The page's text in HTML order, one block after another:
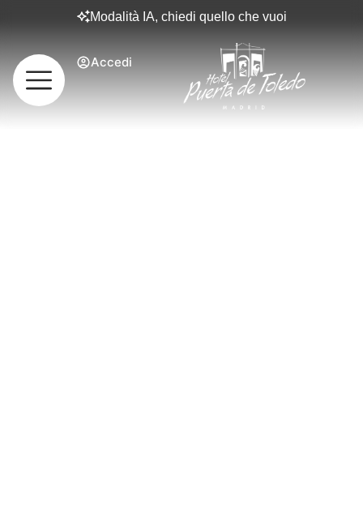
Modalità IA, chiedi quello che vuoi
Accedi